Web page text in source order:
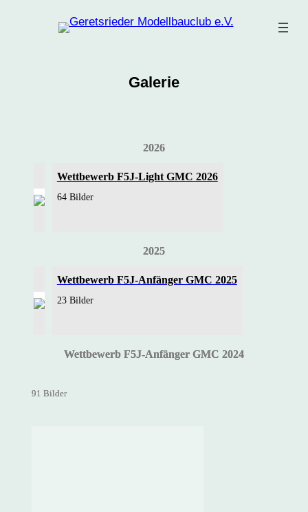
Galerie
2026
Wettbewerb F5J-Light GMC 2026
64 Bilder
2025
Wettbewerb F5J-Anfänger GMC 2025
23 Bilder
Wettbewerb F5J-Anfänger GMC 2024
91 Bilder